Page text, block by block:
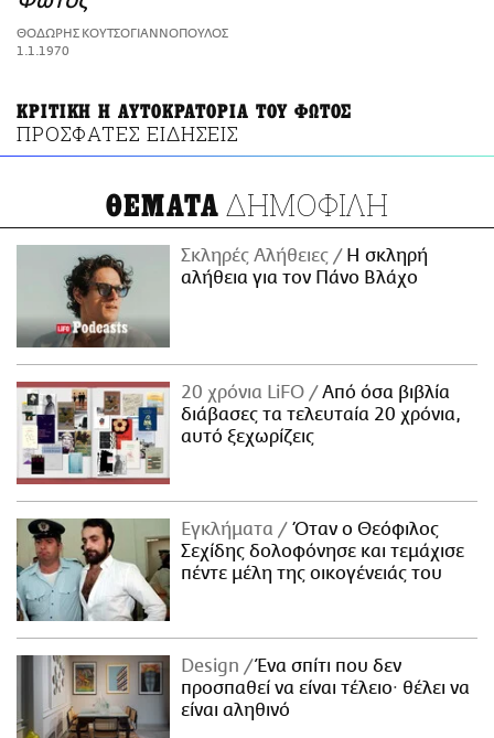
ΑΜΠΑ
PRINT
ΘΟΔΩΡΗΣ ΚΟΥΤΣΟΓΙΑΝΝΟΠΟΥΛΟΣ
1.1.1970
ΚΡΙΤΙΚΗ Η ΑΥΤΟΚΡΑΤΟΡΙΑ ΤΟΥ ΦΩΤΟΣ
ΠΡΟΣΦΑΤΕΣ ΕΙΔΗΣΕΙΣ
ΘΕΜΑΤΑ ΔΗΜΟΦΙΛΗ
Σκληρές Αλήθειες
H σκληρή
αλήθεια για τον Πάνο Βλάχο
20 χρόνια LiFO
Από όσα βιβλία
διάβασες τα τελευταία 20 χρόνια,
αυτό ξεχωρίζεις
Εγκλήματα
Όταν ο Θεόφιλος
Σεχίδης δολοφόνησε και τεμάχισε
πέντε μέλη της οικογένειάς του
Design
Ένα σπίτι που δεν
προσπαθεί να είναι τέλειο· θέλει να
είναι αληθινό